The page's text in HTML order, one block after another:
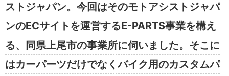
ストジャパン。今回はそのモトアシストジャパ
ンのECサイトを運営するE-PARTS事業を構え
る、同県上尾市の事業所に伺いました。そこに
はカーパーツだけでなくバイク用のカスタムパ